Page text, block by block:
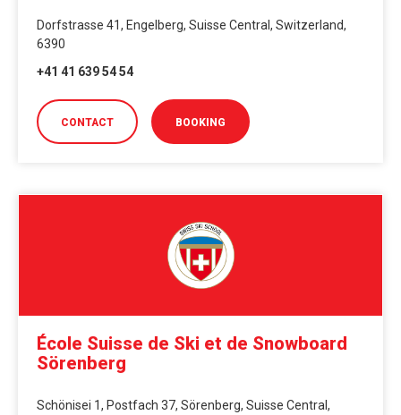
Dorfstrasse 41, Engelberg, Suisse Central, Switzerland,
6390
+41 41 639 54 54
CONTACT BOOKING
École Suisse de Ski et de Snowboard
Sörenberg
Schönisei 1, Postfach 37, Sörenberg, Suisse Central,